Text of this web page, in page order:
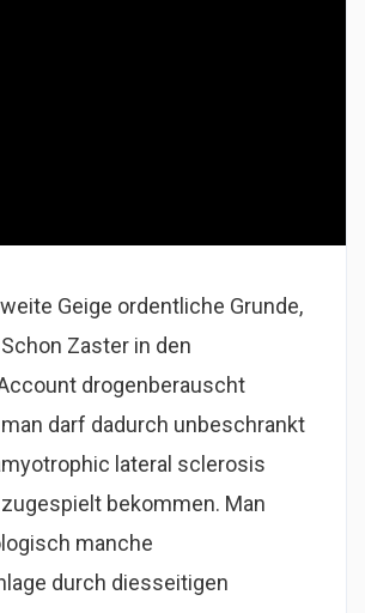
Geige ordentliche Grunde,
Zaster in den
drogenberauscht
darf dadurch unbeschrankt
lateral sclerosis
bekommen. Man
manche
durch diesseitigen